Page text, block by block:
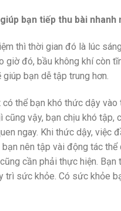
bạn tiếp thu bài nhanh
thì thời gian đó là lúc
giờ đó, bầu không khí còn
giúp bạn dễ tập trung hơn.
thể bạn khó thức dậy vào
cũng vậy, bạn chịu khó tập,
ngay. Khi thức dậy, việc
bạn nên tập vài động tác thể
cần phải thực hiện. Bạn
trì sức khỏe. Có sức khỏe